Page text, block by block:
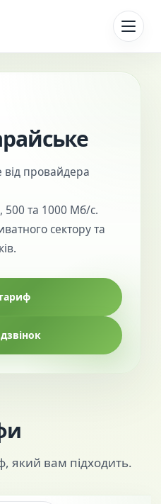
від провайдера
500 та 1000 Мб/с.
сектору та
який вам підходить.